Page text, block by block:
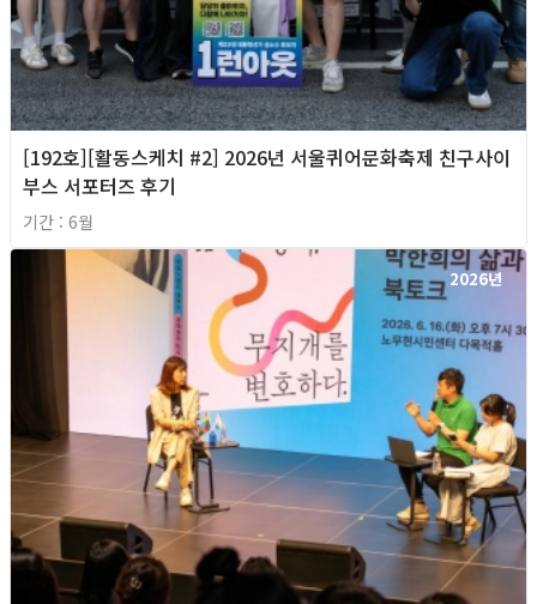
[192호][활동스케치 #2] 2026년 서울퀴어문화축제 친구사이
부스 서포터즈 후기
기간 : 6월
2026년